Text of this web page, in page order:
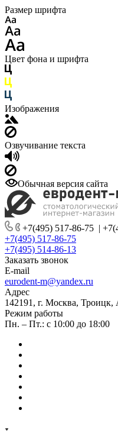
Размер шрифта
Цвет фона и шрифта
Изображения
Озвучивание текста
Обычная версия сайта
+7(495) 517-86-75 |
+7(495) 517-86-75
+7(495) 514-86-13
Заказать звонок
E-mail
eurodent-m@yandex.ru
Адрес
142191, г. Москва, Троицк,
Режим работы
Пн. – Пт.: с 10:00 до 18:00